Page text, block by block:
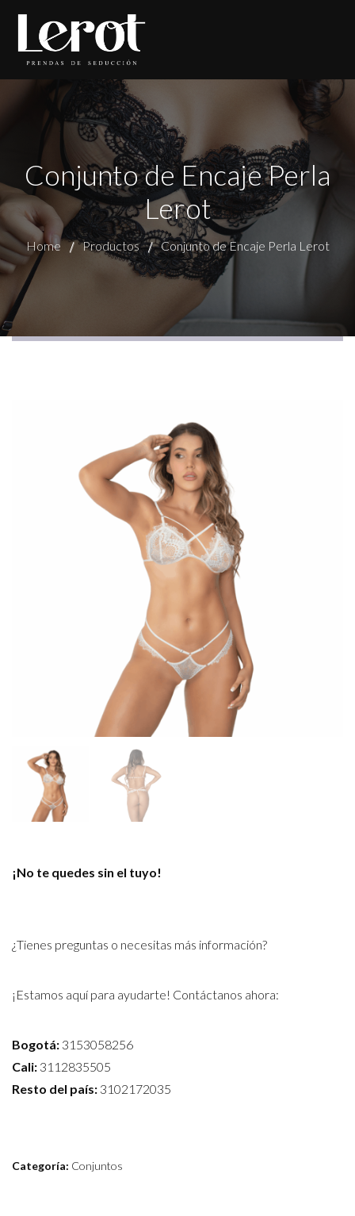
Conjunto de Encaje Perla
Lerot
Home Productos Conjunto de Encaje Perla Lerot
¡No te quedes sin el tuyo!
¿Tienes preguntas o necesitas más información?
¡Estamos aquí para ayudarte! Contáctanos ahora:
Bogotá: 3153058256
Cali: 3112835505
Resto del país: 3102172035
Categoría: Conjuntos